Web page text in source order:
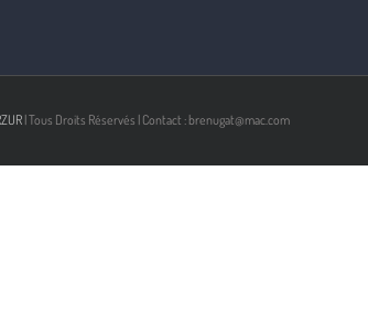
| Tous Droits Réservés | Contact : brenugat@mac.com